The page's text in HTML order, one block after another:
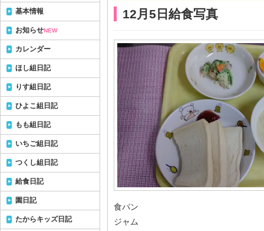
12月5日給食写真
食パン
ジャム
基本情報
お知らせNEW
カレンダー
ほし組日記
りす組日記
ひよこ組日記
もも組日記
いちご組日記
つくし組日記
給食日記
園日記
たからキッズ日記